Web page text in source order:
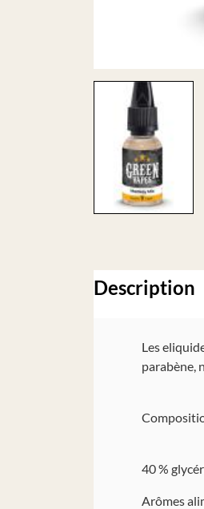
Description
Les
parabène,
40 %
Arômes